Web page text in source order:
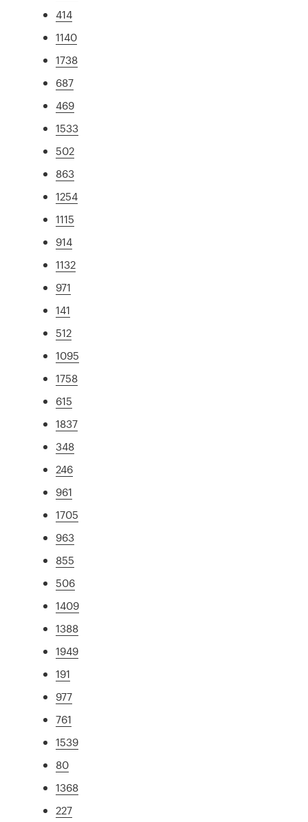
414
1140
1738
687
469
1533
502
863
1254
1115
914
1132
971
141
512
1095
1758
615
1837
348
246
961
1705
963
855
506
1409
1388
1949
191
977
761
1539
80
1368
227